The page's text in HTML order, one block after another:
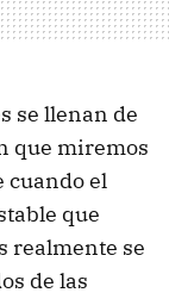
se llenan de
que miremos
cuando el
que
realmente se
de las